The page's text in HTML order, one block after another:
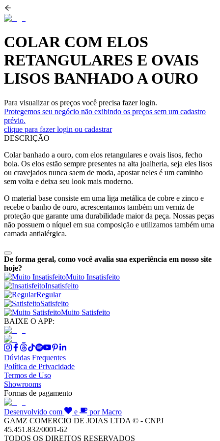
COLAR COM ELOS
RETANGULARES E OVAIS
LISOS BANHADO A OURO
Para visualizar os preços você precisa fazer login.
Protegemos seu negócio não exibindo os preços sem um cadastro
prévio.
clique para fazer login ou cadastrar
DESCRIÇÃO
Colar banhado a ouro, com elos retangulares e ovais lisos, fecho
boia. Os elos estão sempre presentes na alta joalheria, seja eles lisos
ou cravejados nunca saem de moda, apostar neles é um caminho
sem volta e deixa seu look mais moderno.
O material base consiste em uma liga metálica de cobre e zinco e
recebe o banho de ouro, acrescentamos também um verniz de
proteção que garante uma durabilidade maior da peça. Nossas peças
não possuem o níquel em sua composição e utilizamos também uma
camada antialérgica.
De forma geral, como você avalia sua experiência em nosso site
hoje?
Muito Insatisfeito
Insatisfeito
Regular
Satisfeito
Muito Satisfeito
BAIXE O APP:
Dúvidas Frequentes
Política de Privacidade
Termos de Uso
Showrooms
Formas de pagamento
Desenvolvido com e
por Macro
GAMZ COMERCIO DE JOIAS LTDA © - CNPJ
45.451.832/0001-62
TODOS OS DIREITOS RESERVADOS